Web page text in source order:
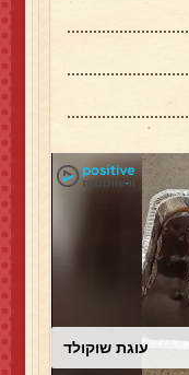
עוגת שוקולד